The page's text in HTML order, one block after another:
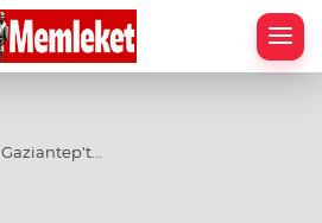
Gaziantep'te